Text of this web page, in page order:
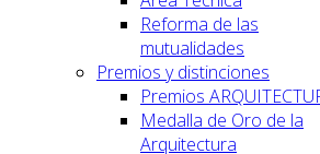
Reforma de las
mutualidades
Premios y distinciones
Premios
Medalla de Oro de la
Arquitectura